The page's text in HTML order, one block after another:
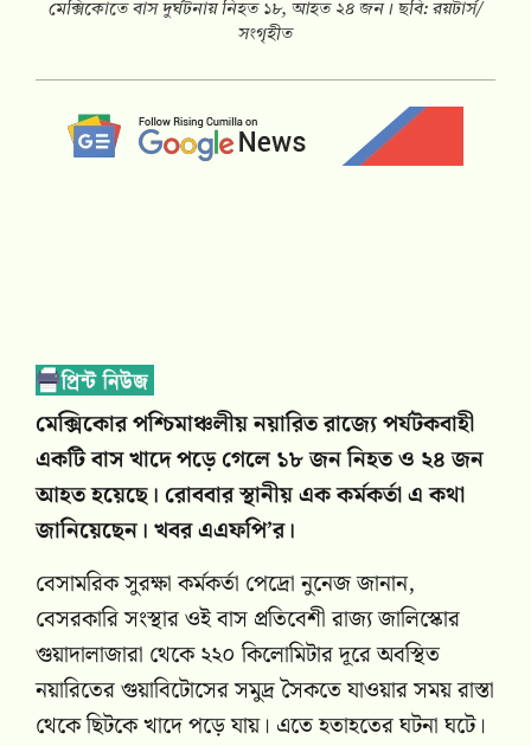
মেক্সিকোতে বাস দুর্ঘটনায় নিহত ১৮, আহত ২৪ জন। ছবি: রয়টার্স/
সংগৃহীত
মেক্সিকোর পশ্চিমাঞ্চলীয় নয়ারিত রাজ্যে পর্যটকবাহী
একটি বাস খাদে পড়ে গেলে ১৮ জন নিহত ও ২৪ জন
আহত হয়েছে। রোববার স্থানীয় এক কর্মকর্তা এ কথা
জানিয়েছেন। খবর এএফপি’র।
বেসামরিক সুরক্ষা কর্মকর্তা পেদ্রো নুনেজ জানান,
বেসরকারি সংস্থার ওই বাস প্রতিবেশী রাজ্য জালিস্কোর
গুয়াদালাজারা থেকে ২২০ কিলোমিটার দূরে অবস্থিত
নয়ারিতের গুয়াবিটোসের সমুদ্র সৈকতে যাওয়ার সময় রাস্তা
থেকে ছিটকে খাদে পড়ে যায়। এতে হতাহতের ঘটনা ঘটে।